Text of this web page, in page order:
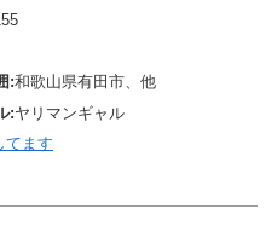
:和歌山県有田市、他
:ヤリマンギャル
ます